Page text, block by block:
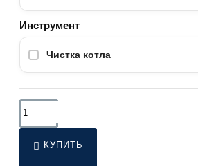
Инструмент
Чистка котла
КУПИТЬ